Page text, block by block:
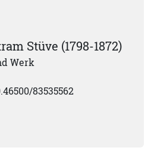
Stüve (1798-1872)
Werk
83535562